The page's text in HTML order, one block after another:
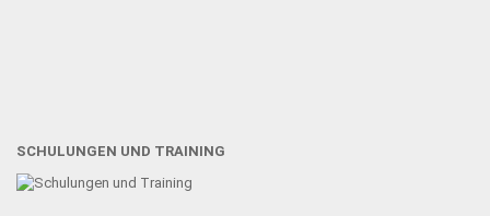
SCHULUNGEN UND TRAINING